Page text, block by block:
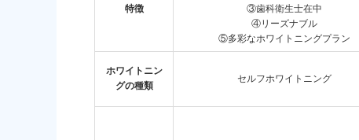
特徴
③歯科衛生士在中
④リーズナブル
⑤多彩なホワイトニングプラン
ホワイトニン
グの種類
セルフホワイトニング